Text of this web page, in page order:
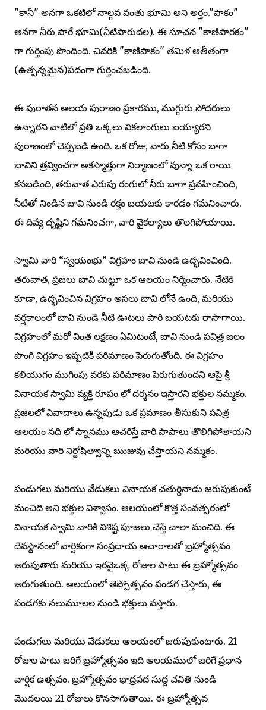
"కానీ" అనగా ఒకటిలో నాల్గవ వంతు భూమి అని అర్తం."పాకం"
అనగా నీరు పారే భూమి(నీటిపారుదల). ఈ సూచన "కాణిపారకం"
గా గుర్తింపు పొందింది. చివరికి "కాణిపాకం" తమిళ అతీతంగా
(ఉత్పన్నమైన)పదంగా గుర్తించబడింది.
ఈ పురాతన ఆలయ పురాణం ప్రకారము, ముగ్గురు సోదరులు
ఉన్నారని వాటిలో ప్రతి ఒక్కలు వికలాంగులు ఐయ్యారని
పురాణంలో చెప్పబడి ఉంది. ఒక రోజు, వారు నీటి కోసం బాగా
బావిని త్రవ్వించగా అకస్మాత్తుగా నిర్మాణంలో వున్నా ఒక రాయి
కనబడింది, తరువాత ఎరుపు రంగులో నీరు బాగా ప్రవహించింది,
నీటితో నిండిన బావి నుండి రక్తం బయటకు కారడం గమనించారు.
ఈ దివ్య దృష్టిని గమనించగా, వారి వైకల్యాలు తొలగిపోయాయి.
స్వామి వారి “స్వయంభు” విగ్రహం బావి నుండి ఉద్భవించింది.
తరువాత, ప్రజలు బావి చుట్టూ ఒక ఆలయం నిర్మించారు. నేటికి
కూడా, ఉద్భవించిన విగ్రహం అసలు బావి లోనే ఉంది, మరియు
వర్షకాలంలో బావి నుండి నీటి ఊటలు పారి బయటకు రాసాగాయి.
విగ్రహంలో మరో వింత లక్షణం ఏమిటంటే, బావి నుండి పవిత్ర జలం
పొంగి విగ్రహం ఇప్పటికీ పరిమాణం పెరుగుతోంది. ఈ విగ్రహం
కలియుగం ముగింపు వరకు పరిమాణం పెరుగుతుందని ఆపై శ్రీ
వినాయక స్వామి వ్యక్తి రూపం లో దర్శనం ఇస్తారని భక్తుల నమ్మకం.
ప్రజలలో వివాదాలు ఉన్నపుడు ఒక ప్రమాణం తీసుకుని పవిత్ర
ఆలయం నది లో స్నానము ఆచరిస్తే వారి పాపాలు తొలిగిపోతాయని
మరియు వారి నిర్దోషిత్వాన్ని ఋజువు చేస్తాయని నమ్మకం.
పండుగలు మరియు వేడుకలు వినాయక చతుర్థినాడు జరుపుకుంటే
మంచిది అని భక్తుల విశ్వాసం. ఆలయంలో కొత్త సంవత్సరంలో
వినాయక స్వామి వారికి విశిష్ట పూజలు చేస్తే చాలా మంచిది. ఈ
దేవస్థానంలో వార్షికంగా సంప్రదాయ ఆచారాలతో బ్రహ్మోత్సవం
జరుపుతారు మరియు ఇరవైఒక్క రోజుల పాటు ఈ బ్రహ్మోత్సవం
జరుగుతుంది. ఆలయంలో తెప్పోత్సవం పండగ చేస్తారు, ఈ
పండగకు నలుమూలల నుండి భక్తులు వస్తారు.
పండుగలు మరియు వేడుకలు ఆలయంలో జరుపుకుంటారు. 21
రోజుల పాటు జరిగే బ్రహ్మోత్సవం ఇది ఆలయములో జరిగే ప్రధాన
వార్షిక ఉత్సవం. బ్రహ్మోత్సవం భాద్రపద సుద్ద చవితి నుండి
మొదలయి 21 రోజులు కొనసాగుతాయి. ఈ బ్రహ్మోత్సవ